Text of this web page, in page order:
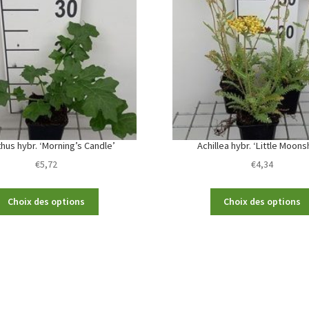
hybr. ‘Morning’s Candle’
€5,72
Choix des options
Achillea hybr. ‘Little
€4,34
Choix des options